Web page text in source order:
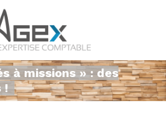
à missions » : des
!